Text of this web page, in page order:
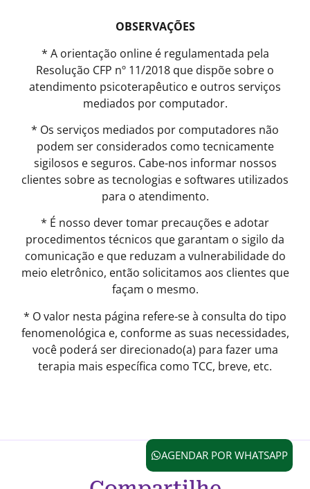
OBSERVAÇÕES
* A orientação online é regulamentada pela
Resolução CFP nº 11/2018 que dispõe sobre o
atendimento psicoterapêutico e outros serviços
mediados por computador.
* Os serviços mediados por computadores não
podem ser considerados como tecnicamente
sigilosos e seguros. Cabe-nos informar nossos
clientes sobre as tecnologias e softwares utilizados
para o atendimento.
* É nosso dever tomar precauções e adotar
procedimentos técnicos que garantam o sigilo da
comunicação e que reduzam a vulnerabilidade do
meio eletrônico, então solicitamos aos clientes que
façam o mesmo.
* O valor nesta página refere-se à consulta do tipo
fenomenológica e, conforme as suas necessidades,
você poderá ser direcionado(a) para fazer uma
terapia mais específica como TCC, breve, etc.
AGENDAR POR WHATSAPP